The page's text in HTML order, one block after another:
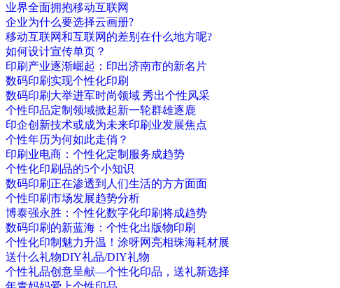
业界全面拥抱移动互联网
企业为什么要选择云画册?
移动互联网和互联网的差别在什么地方呢?
如何设计宣传单页？
印刷产业逐渐崛起：印出济南市的新名片
数码印刷实现个性化印刷
数码印刷大举进军时尚领域 秀出个性风采
个性印品定制领域掀起新一轮群雄逐鹿
印企创新技术或成为未来印刷业发展焦点
个性年历为何如此走俏？
印刷业电商：个性化定制服务成趋势
个性化印刷品的5个小知识
数码印刷正在渗透到人们生活的方方面面
个性印刷市场发展趋势分析
博泰强永胜：个性化数字化印刷将成趋势
数码印刷的新蓝海：个性化出版物印刷
个性化印制魅力升温！涂呀网亮相珠海耗材展
送什么礼物DIY礼品/DIY礼物
个性礼品创意呈献—个性化印品，送礼新选择